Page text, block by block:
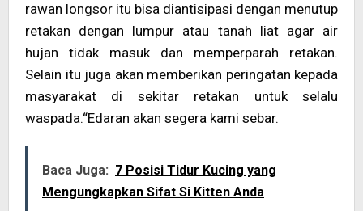
rawan longsor itu bisa diantisipasi dengan menutup
retakan dengan lumpur atau tanah liat agar air
hujan tidak masuk dan memperparah retakan.
Selain itu juga akan memberikan peringatan kepada
masyarakat di sekitar retakan untuk selalu
waspada.“Edaran akan segera kami sebar.
Baca Juga: 7 Posisi Tidur Kucing yang
Mengungkapkan Sifat Si Kitten Anda